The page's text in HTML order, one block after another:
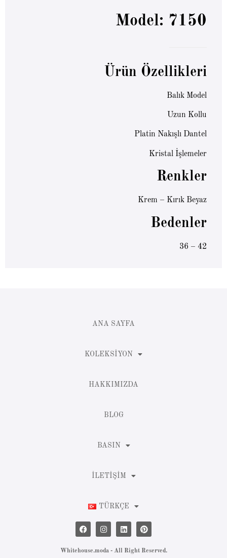
Model: 7150
Ürün Özellikleri
Balık Model
Uzun Kollu
Platin Nakışlı Dantel
Kristal İşlemeler
Renkler
Krem – Kırık Beyaz
Bedenler
36 – 42
ANA SAYFA
KOLEKSIYON
HAKKIMIZDA
BLOG
BASIN
İLETIŞIM
TÜRKÇE
Whitehouse.moda - All Right Reserved.